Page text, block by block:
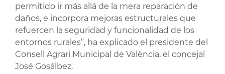
permitido ir más allá de la mera reparación de
daños, e incorpora mejoras estructurales que
refuercen la seguridad y funcionalidad de los
entornos rurales”, ha explicado el presidente del
Consell Agrari Municipal de València, el concejal
José Gosálbez.